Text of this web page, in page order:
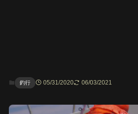
釣行 05/31/2020 06/03/2021